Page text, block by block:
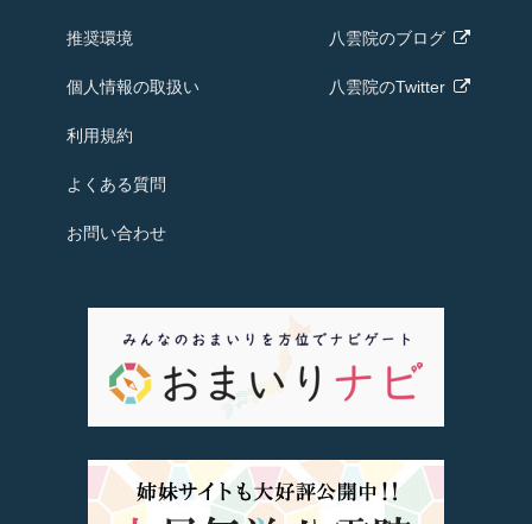
推奨環境
個人情報の取扱い
利用規約
よくある質問
お問い合わせ
八雲院のブログ
八雲院のTwitter